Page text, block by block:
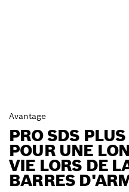
Avantage
PRO SDS
POUR UNE
VIE LORS DE
BARRES